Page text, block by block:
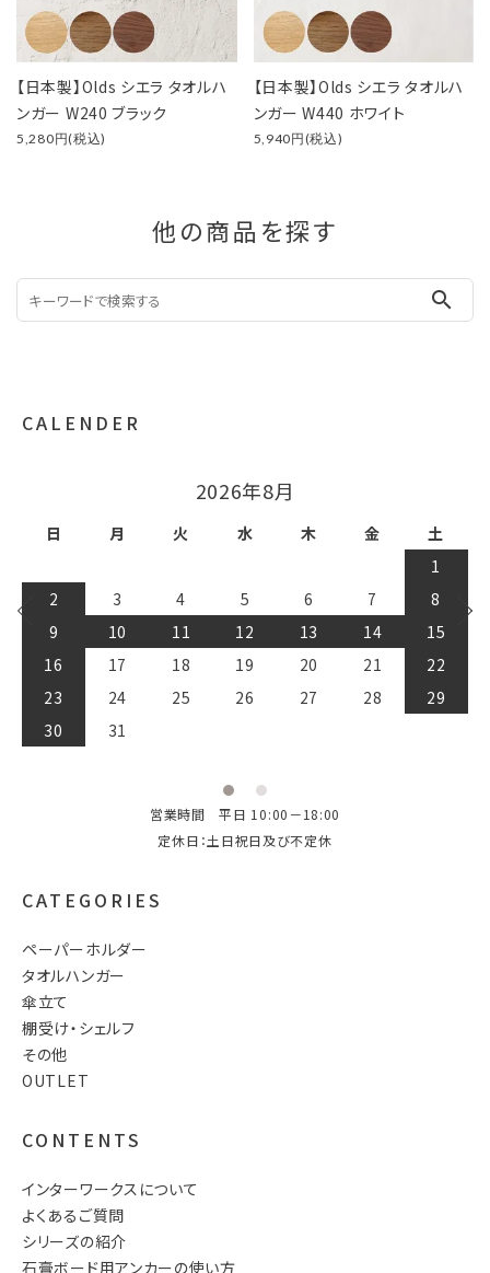
【日本製】Olds シエラ タオルハ
ンガー W240 ブラック
5,280円(税込)
【日本製】Olds シエラ タオルハ
ンガー W440 ホワイト
5,940円(税込)
他の商品を探す
search
CATEGORIES
ペーパーホルダー
タオルハンガー
傘立て
棚受け・シェルフ
その他
OUTLET
CONTENTS
インターワークスについて
よくあるご質問
シリーズの紹介
石膏ボード用アンカーの使い方
CALENDER
2026年9月
日 月 火 水 木 金
土
5
6
7 8 9 10 11
12
13
14 15 16 17 18
19
20
21 22 23 24 25
26
27
28 29 30
営業時間 平日 10:00－18:00
定休日：土日祝日及び不定休